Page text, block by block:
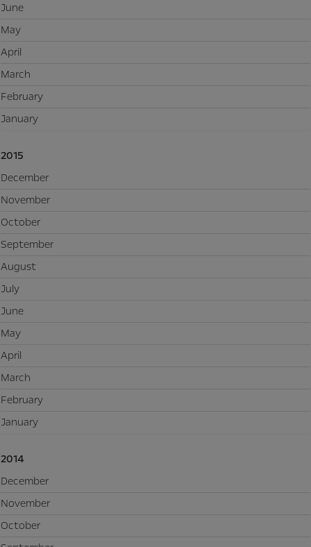
June
May
April
March
February
January
2015
December
November
October
September
August
July
June
May
April
March
February
January
2014
December
November
October